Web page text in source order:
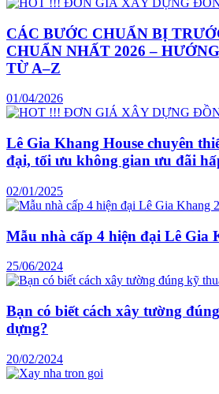
CÁC BƯỚC CHUẨN BỊ
CHUẨN NHẤT 2026 –
TỪ A–Z
01/04/2026
Lê Gia Khang House chuyên
đại, tối ưu không gian ưu đãi
02/01/2025
Mẫu nhà cấp 4 hiện đại Lê Gia
25/06/2024
Bạn có biết cách xây tường
dựng?
20/02/2024